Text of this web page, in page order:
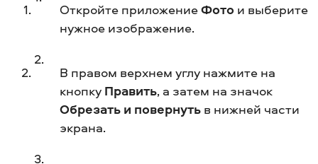
Откройте приложениеФото и выберите
нужное изображение.
В правом верхнем углу нажмите на
кнопку Править, а затем на значок
Обрезать и повернутьв нижней части
экрана.